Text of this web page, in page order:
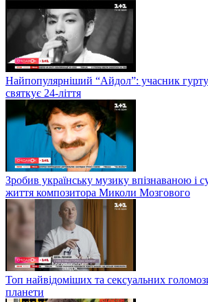
Найпопулярніший “Айдол”: учасник
святкує 24-ліття
Зробив українську музику впізнаваною і
життя композитора Миколи Мозгового
Топ найвідоміших та сексуальних
планети